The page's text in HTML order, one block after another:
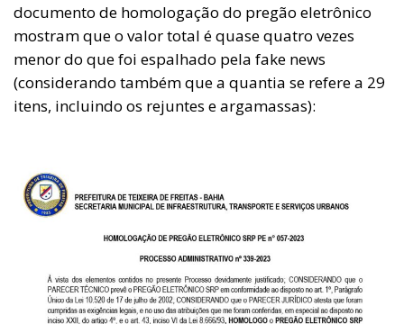
documento de homologação do pregão eletrônico
mostram que o valor total é quase quatro vezes
menor do que foi espalhado pela fake news
(considerando também que a quantia se refere a 29
itens, incluindo os rejuntes e argamassas):